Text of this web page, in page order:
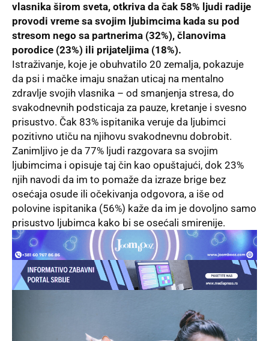
vlasnika širom sveta, otkriva da čak 58% ljudi radije
provodi vreme sa svojim ljubimcima kada su pod
stresom nego sa partnerima (32%), članovima
porodice (23%) ili prijateljima (18%).
Istraživanje, koje je obuhvatilo 20 zemalja, pokazuje
da psi i mačke imaju snažan uticaj na mentalno
zdravlje svojih vlasnika – od smanjenja stresa, do
svakodnevnih podsticaja za pauze, kretanje i svesno
prisustvo. Čak 83% ispitanika veruje da ljubimci
pozitivno utiču na njihovu svakodnevnu dobrobit.
Zanimljivo je da 77% ljudi razgovara sa svojim
ljubimcima i opisuje taj čin kao opuštajući, dok 23%
njih navodi da im to pomaže da izraze brige bez
osećaja osude ili očekivanja odgovora, a iše od
polovine ispitanika (56%) kaže da im je dovoljno samo
prisustvo ljubimca kako bi se osećali smirenije.